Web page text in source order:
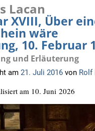
Lacan
XVIII, Über
wäre
10. Februar
und Erläuterung
am21. Juli 2016 von Rolf
am 10. Juni 2026